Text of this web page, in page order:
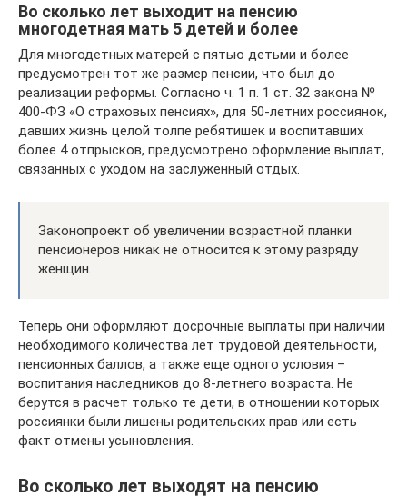
Во сколько лет выходит на пенсию
многодетная мать 5 детей и более
Для многодетных матерей с пятью детьми и более
предусмотрен тот же размер пенсии, что был до
реализации реформы. Согласно ч. 1 п. 1 ст. 32 закона №
400-ФЗ «О страховых пенсиях», для 50-летних россиянок,
давших жизнь целой толпе ребятишек и воспитавших
более 4 отпрысков, предусмотрено оформление выплат,
связанных с уходом на заслуженный отдых.
Законопроект об увеличении возрастной планки
пенсионеров никак не относится к этому разряду
женщин.
Теперь они оформляют досрочные выплаты при наличии
необходимого количества лет трудовой деятельности,
пенсионных баллов, а также еще одного условия –
воспитания наследников до 8-летнего возраста. Не
берутся в расчет только те дети, в отношении которых
россиянки были лишены родительских прав или есть
факт отмены усыновления.
Во сколько лет выходят на пенсию